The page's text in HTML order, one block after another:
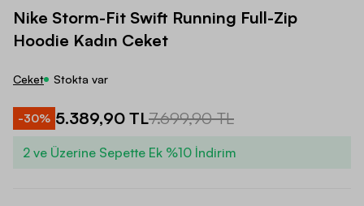
Nike Storm-Fit Swift Running Full-Zip
Hoodie Kadın Ceket
Ceket Stokta var
-30% 5.389,90 TL7.699,90 TL
2 ve Üzerine Sepette Ek %10 İndirim